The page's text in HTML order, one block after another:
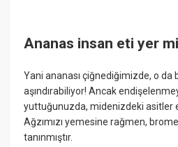
Ananas insan eti yer
Yani ananası çiğnediğimizde, o da
aşındırabiliyor! Ancak
yuttuğunuzda, midenizdeki asitler
Ağzımızı yemesine rağmen,
tanınmıştır.